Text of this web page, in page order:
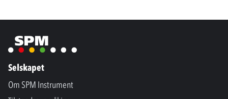
Selskapet
Om SPM Instrument